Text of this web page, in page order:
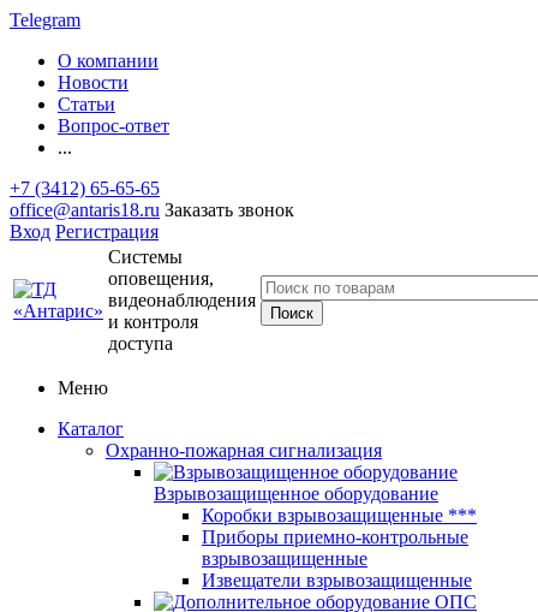
Telegram
О компании
Новости
Статьи
Вопрос-ответ
...
+7 (3412) 65-65-65
office@antaris18.ru Заказать звонок
Вход Регистрация
Системы
оповещения,
видеонаблюдения
и контроля
доступа
Меню
Каталог
Охранно-пожарная сигнализация
Взрывозащищенное оборудование
Коробки взрывозащищенные ***
Приборы приемно-контрольные
взрывозащищенные
Извещатели взрывозащищенные